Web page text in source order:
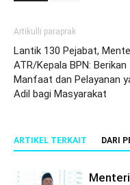
Artikulli paraprak
Lantik 130 Pejabat,
ATR/Kepala BPN: Berikan
Manfaat dan Pelayanan
Adil bagi Masyarakat
ARTIKEL TERKAIT DARI